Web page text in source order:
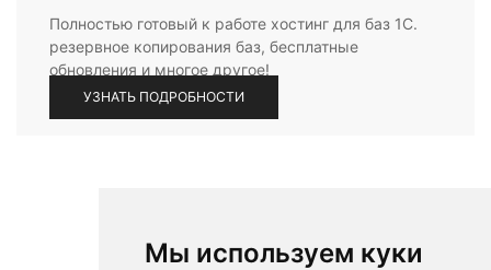
Мы используем куки
Полностью готовый к работе хостинг для баз 1С.
резервное копирования баз, бесплатные
обновления и многое другое!
УЗНАТЬ ПОДРОБНОСТИ